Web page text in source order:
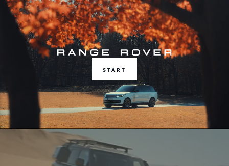
START